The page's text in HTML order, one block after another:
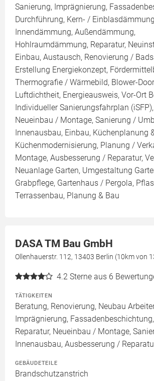
Sanierung, Imprägnierung,
Durchführung, Kern- /
Innendämmung, Außendämmung,
Hohlraumdämmung, Reparatur,
Einbau, Austausch, Renovierung /
Erstellung Energiekonzept,
Thermografie / Wärmebild, Blower-
Luftdichtheit, Energieausweis, Vor-Ort
Individueller Sanierungsfahrplan
Neueinbau / Montage, Sanierung /
Innenausbau, Einbau, Küchenplanung
Küchenmodernisierung, Planung /
Montage, Ausbesserung / Reparatur,
Neuanlage Garten, Umgestaltung
Grabpflege, Gartenhaus / Pergola,
Terrassenbau, Planung & Bau
DASA TM Bau GmbH
Ollenhauerstr. 112, 13403 Berlin (10km von
4.2 Sterne aus 6
TÄTIGKEITEN
Beratung, Renovierung, Neubau
Imprägnierung,
Reparatur, Neueinbau / Montage,
Innenausbau, Ausbesserung /
GEBÄUDETEILE
Brandschutzanstrich